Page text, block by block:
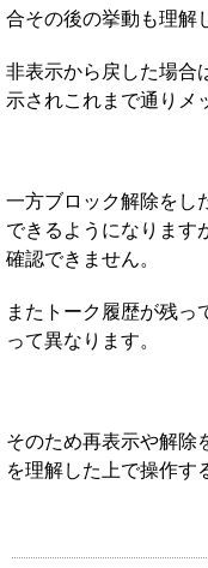
合その後の挙動も理解
非表示から戻した場合
示されこれまで通りメ
一方ブロック解除をし
できるようになります
確認できません。
またトーク履歴が残っ
って異なります。
そのため再表示や解除
を理解した上で操作す